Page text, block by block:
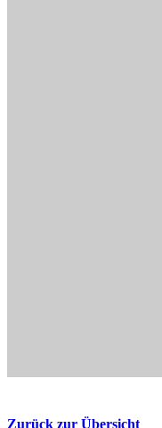
Zurück zur Übersicht